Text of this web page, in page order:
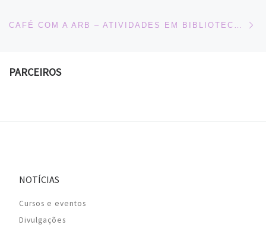
PARCEIROS
NOTÍCIAS
Cursos e eventos
Divulgações